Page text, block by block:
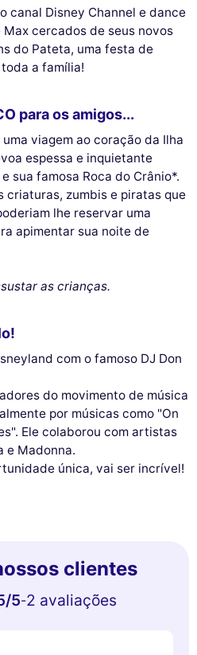
canal Disney Channel e dance
cercados de seus novos
do Pateta, uma festa de
a família!
para os amigos...
viagem ao coração da Ilha
espessa e inquietante
sua famosa Roca do Crânio*.
criaturas, zumbis e piratas que
lhe reservar uma
apimentar sua noite de
as crianças.
com o famoso DJ Don
do movimento de música
por músicas como "On
Ele colaborou com artistas
e Madonna.
única, vai ser incrível!
clientes
/5-2 avaliações